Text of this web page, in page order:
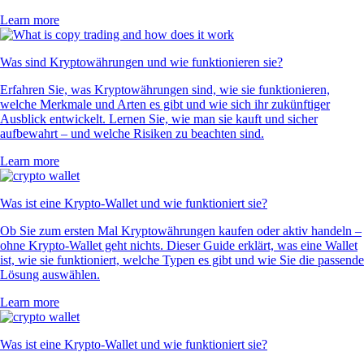
Learn more
Was sind Kryptowährungen und wie funktionieren sie?
Erfahren Sie, was Kryptowährungen sind, wie sie funktionieren,
welche Merkmale und Arten es gibt und wie sich ihr zukünftiger
Ausblick entwickelt. Lernen Sie, wie man sie kauft und sicher
aufbewahrt – und welche Risiken zu beachten sind.
Learn more
Was ist eine Krypto-Wallet und wie funktioniert sie?
Ob Sie zum ersten Mal Kryptowährungen kaufen oder aktiv handeln –
ohne Krypto-Wallet geht nichts. Dieser Guide erklärt, was eine Wallet
ist, wie sie funktioniert, welche Typen es gibt und wie Sie die passende
Lösung auswählen.
Learn more
Was ist eine Krypto-Wallet und wie funktioniert sie?